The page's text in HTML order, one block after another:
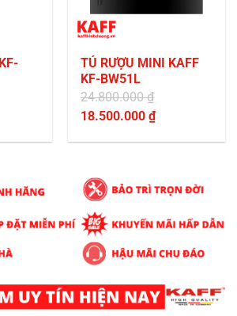
TỦ RƯỢU MINI KAFF
KF-BW51L
24.800.000₫
Giá
18.500.000₫
là:
18.500.000 ₫.